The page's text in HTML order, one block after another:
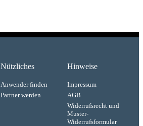
Nützliches
Anwender finden
Partner werden
Hinweise
Impressum
AGB
Widerrufsrecht und
Muster-
Widerrufsformular